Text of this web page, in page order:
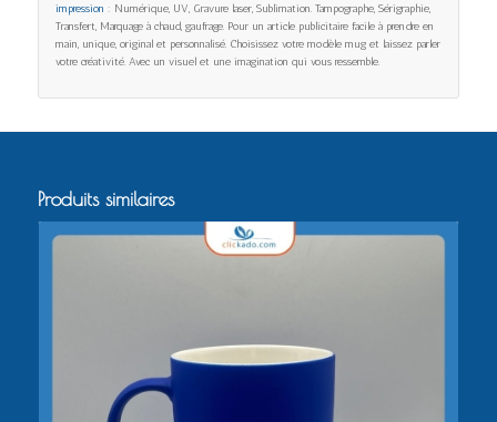
impression : Numérique, UV, Gravure laser, Sublimation. Tampographe, Sérigraphie,
Transfert, Marquage à chaud, gaufrage. Pour un article publicitaire facile à prendre en
main, unique, original et personnalisé. Choisissez votre modèle mug et laissez parler
votre créativité. Avec un visuel et une imagination qui vous ressemble.
Produits similaires